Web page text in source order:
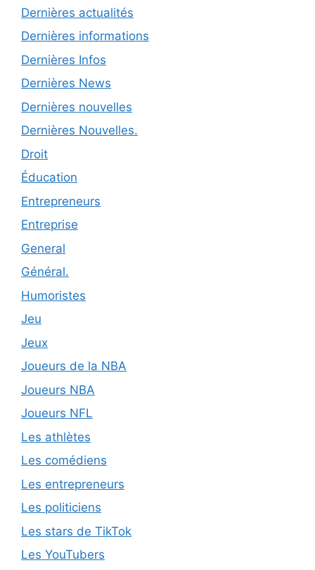
Dernières actualités
Dernières informations
Dernières Infos
Dernières News
Dernières nouvelles
Dernières Nouvelles.
Droit
Éducation
Entrepreneurs
Entreprise
General
Général.
Humoristes
Jeu
Jeux
Joueurs de la NBA
Joueurs NBA
Joueurs NFL
Les athlètes
Les comédiens
Les entrepreneurs
Les politiciens
Les stars de TikTok
Les YouTubers